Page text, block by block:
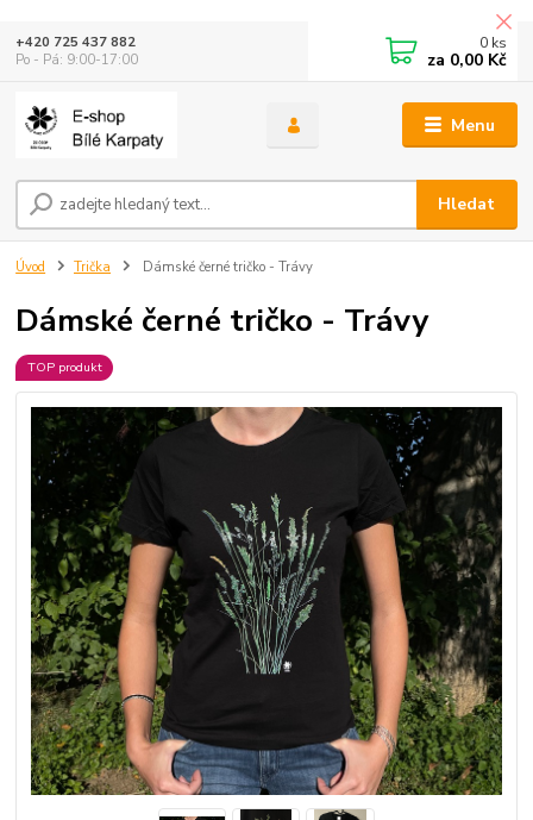
Menu
Hledat
+420 725 437 882
Po - Pá: 9:00-17:00
0 ks
za 0,00 Kč
Úvod Trička Dámské černé tričko - Trávy
Dámské černé tričko - Trávy
TOP produkt